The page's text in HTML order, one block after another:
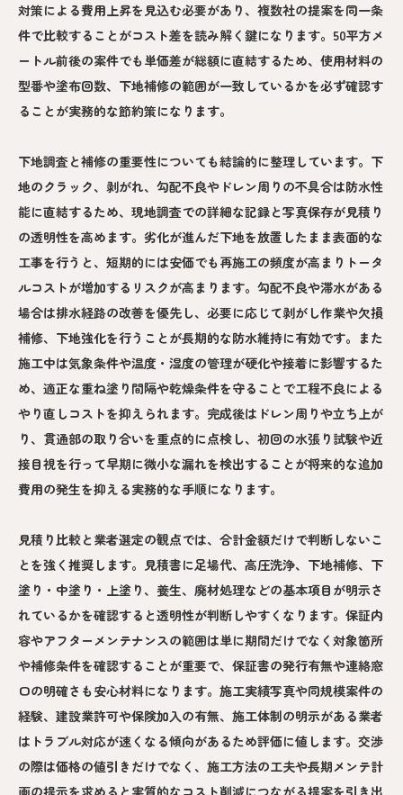
対策による費用上昇を見込む必要があり、複数社の提案を同一条
件で比較することがコスト差を読み解く鍵になります。50平方メ
ートル前後の案件でも単価差が総額に直結するため、使用材料の
型番や塗布回数、下地補修の範囲が一致しているかを必ず確認す
ることが実務的な節約策になります。
下地調査と補修の重要性についても結論的に整理しています。下
地のクラック、剥がれ、勾配不良やドレン周りの不具合は防水性
能に直結するため、現地調査での詳細な記録と写真保存が見積り
の透明性を高めます。劣化が進んだ下地を放置したまま表面的な
工事を行うと、短期的には安価でも再施工の頻度が高まりトータ
ルコストが増加するリスクが高まります。勾配不良や滞水がある
場合は排水経路の改善を優先し、必要に応じて剥がし作業や欠損
補修、下地強化を行うことが長期的な防水維持に有効です。また
施工中は気象条件や温度・湿度の管理が硬化や接着に影響するた
め、適正な重ね塗り間隔や乾燥条件を守ることで工程不良による
やり直しコストを抑えられます。完成後はドレン周りや立ち上が
り、貫通部の取り合いを重点的に点検し、初回の水張り試験や近
接目視を行って早期に微小な漏れを検出することが将来的な追加
費用の発生を抑える実務的な手順になります。
見積り比較と業者選定の観点では、合計金額だけで判断しないこ
とを強く推奨します。見積書に足場代、高圧洗浄、下地補修、下
塗り・中塗り・上塗り、養生、廃材処理などの基本項目が明示さ
れているかを確認すると透明性が判断しやすくなります。保証内
容やアフターメンテナンスの範囲は単に期間だけでなく対象箇所
や補修条件を確認することが重要で、保証書の発行有無や連絡窓
口の明確さも安心材料になります。施工実績写真や同規模案件の
経験、建設業許可や保険加入の有無、施工体制の明示がある業者
はトラブル対応が速くなる傾向があるため評価に値します。交渉
の際は価格の値引きだけでなく、施工方法の工夫や長期メンテ計